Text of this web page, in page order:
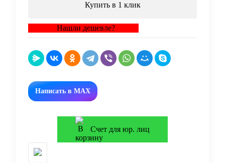
Купить в 1 клик
Нашли дешевле?
Написать в MAX
Счет для юр. лиц